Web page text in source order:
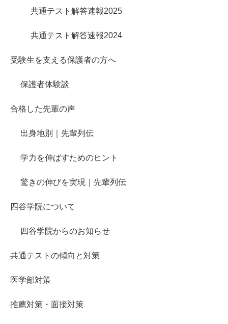
共通テスト解答速報2025
共通テスト解答速報2024
受験生を支える保護者の方へ
保護者体験談
合格した先輩の声
出身地別｜先輩列伝
学力を伸ばすためのヒント
驚きの伸びを実現｜先輩列伝
四谷学院について
四谷学院からのお知らせ
共通テストの傾向と対策
医学部対策
推薦対策・面接対策